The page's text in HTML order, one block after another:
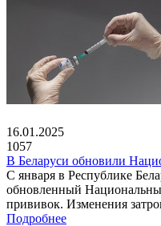
16.01.2025
1057
В Беларуси обновили
С января в Республике
обновленный
прививок. Изменения
Подробнее